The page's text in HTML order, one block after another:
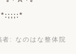
者: なのはな整体院